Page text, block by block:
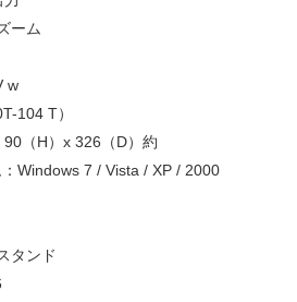
ーム
w
104 T）
（H）x 326（D）約
Windows 7 / Vista / XP / 2000
タンド